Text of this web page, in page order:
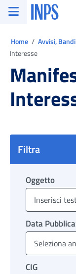
Vai al menu principale
Vai al contenuto
Vai al pie' di pagina
INPS ()
Home Avvisi,
Interesse
Filtra
Oggetto
Data
CIG